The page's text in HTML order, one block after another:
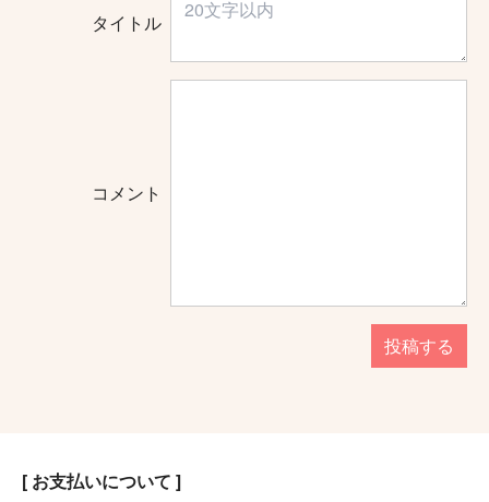
タイトル
コメント
投稿する
[ お支払いについて ]